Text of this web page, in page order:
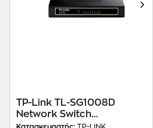
TP-Link TL-SG1008D
Network Switch
Unmanaged L2